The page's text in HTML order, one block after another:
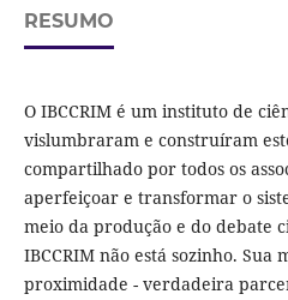
RESUMO
O IBCCRIM é um instituto de
vislumbraram e construíram
compartilhado por todos os
aperfeiçoar e transformar o
meio da produção e do debate
IBCCRIM não está sozinho. Sua
proximidade - verdadeira